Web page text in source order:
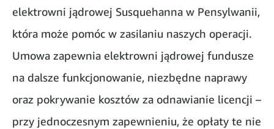
elektrowni jądrowej Susquehanna w Pensylwanii,
która może pomóc w zasilaniu naszych operacji.
Umowa zapewnia elektrowni jądrowej fundusze
na dalsze funkcjonowanie, niezbędne naprawy
oraz pokrywanie kosztów za odnawianie licencji –
przy jednoczesnym zapewnieniu, że opłaty te nie